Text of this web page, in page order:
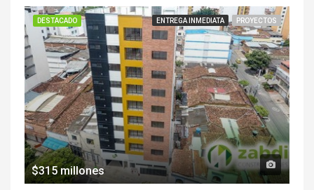
DESTACADO ENTREGA INMEDIATA PROYECTOS
$315 millones